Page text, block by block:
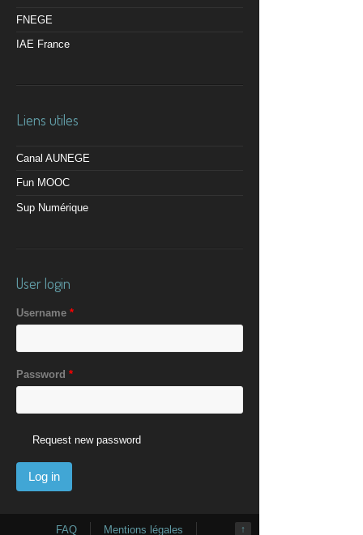
FNEGE
IAE France
Liens utiles
Canal AUNEGE
Fun MOOC
Sup Numérique
User login
Username *
Password *
Request new password
↑
FAQ Mentions légales